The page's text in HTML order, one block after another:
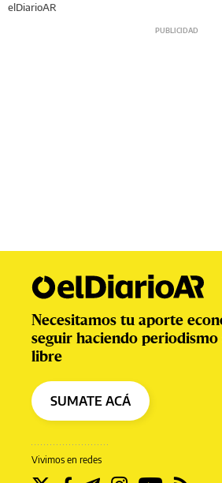
elDiarioAR
Vivimos en redes
Necesitamos tu aporte
seguir haciendo periodismo
libre
SUMATE ACÁ